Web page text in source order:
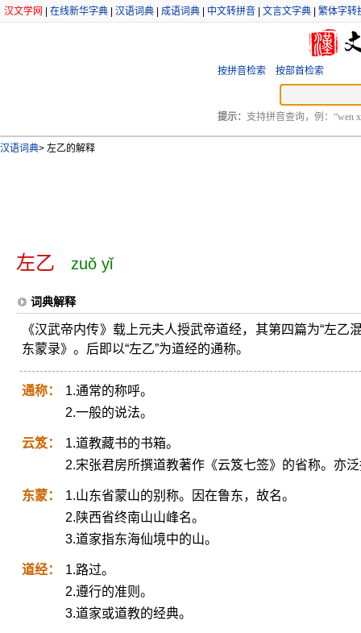
汉文学网 在线新华字典 汉语词典 成语词典 中文转拼音 文言文字典 繁体字转
按拼音检索 按部首检索
提示： 支持拼音查询，例：“wen
汉语词典> 左乙的解释
左乙 zuǒ yǐ
词典解释
《汉武帝内传》载上元夫人授武帝道经，其第四篇为“左
东蒙录》。后即以“左乙”为道经的通称。
通称：
1.通常的称呼。
2.一般的说法。
云笈：
1.道教藏书的书箱。
2.宋张君房所撰道教著作《云笈七签》的省称。亦
东蒙：
1.山东省蒙山的别称。因在鲁东，故名。
2.陕西省终南山山峰名。
3.道家指东海仙境中的山。
道经：
1.路过。
2.遵行的准则。
3.道家或道教的经典。